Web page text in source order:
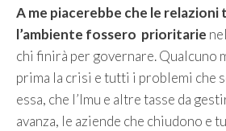
A me piacerebbe che le relazioni
l’ambiente fossero prioritarie
chi finirà per governare. Qualcuno
prima la crisi e tutti i problemi che
essa, che l’Imu e altre tasse da
avanza, le aziende che chiudono e